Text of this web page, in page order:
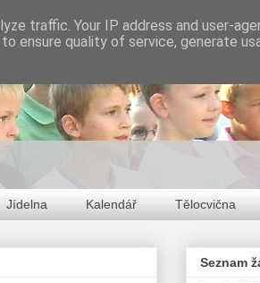
Jídelna Kalendář Tělocvična
Seznam
traffic. Your IP address and user-
ensure quality of service, generate